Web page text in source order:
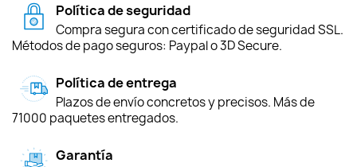
Política de seguridad
Compra segura con certificado de seguridad SSL.
Métodos de pago seguros: Paypal o 3D Secure.
Política de entrega
Plazos de envío concretos y precisos. Más de
71000 paquetes entregados.
Garantía